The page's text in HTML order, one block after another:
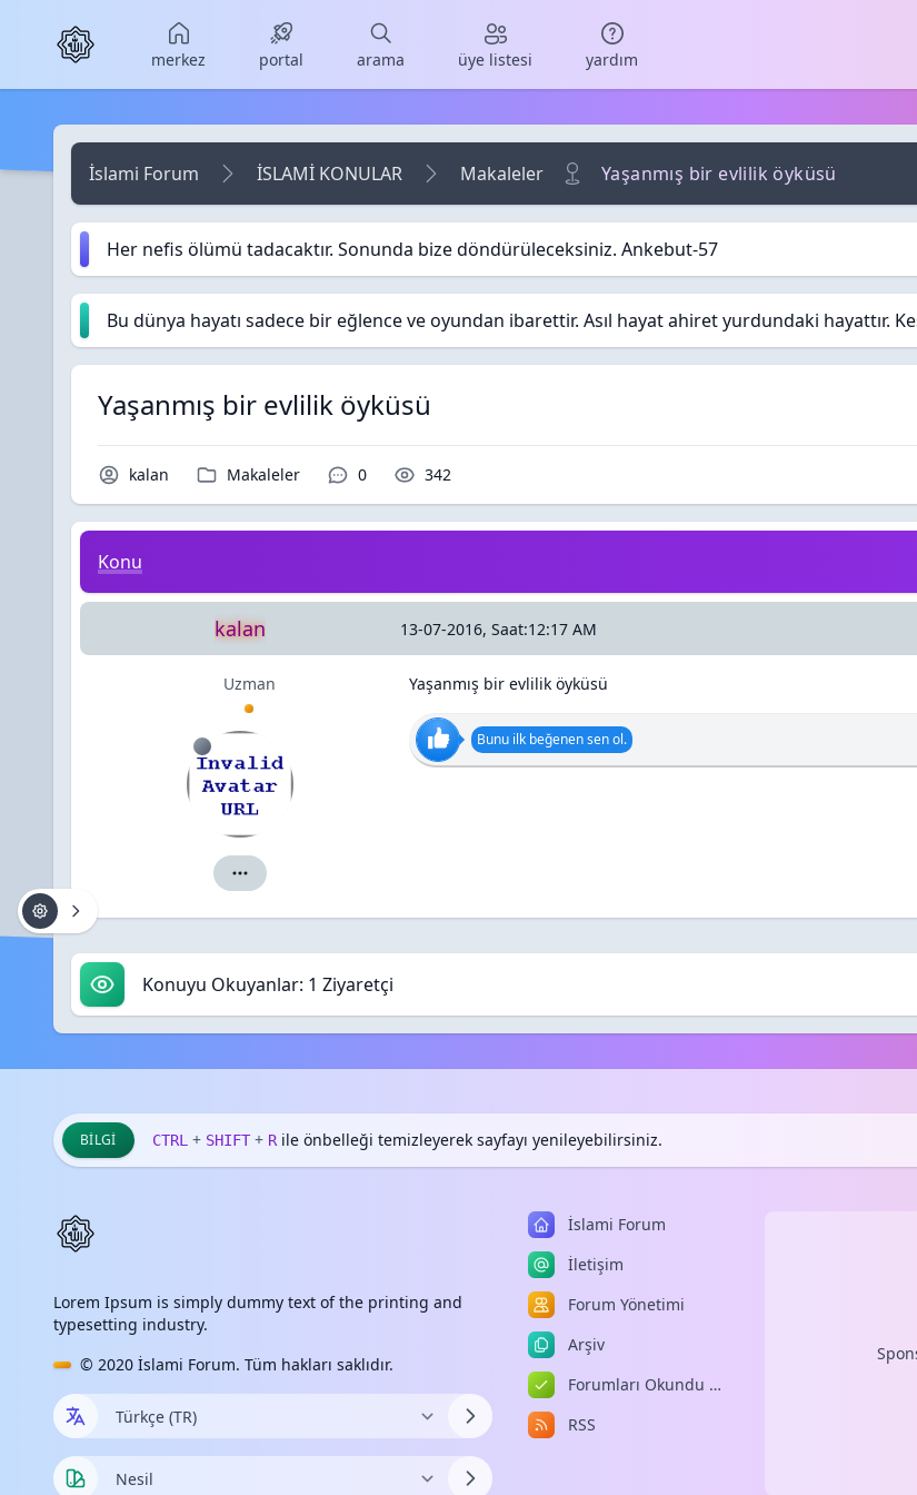
Skip to main content
merkez portal arama üye listesi yardım
İslami Forum İSLAMİ KONULAR Makaleler Yaşanmış bir evlilik öyküsü
Her nefis ölümü tadacaktır. Sonunda bize döndürüleceksiniz. Ankebut-57
Bu dünya hayatı sadece bir eğlence ve oyundan ibarettir. Asıl hayat ahiret yurdundaki hayattır.
Yaşanmış bir evlilik öyküsü
Konu Sahibi / Yazar
kalan Kategori / Forum
Makaleler Yorumlar / Cevaplar
0 Okunma / Görüntüleme
342
Yaşanmış bir evlilik öyküsü
Konu
kalan 13-07-2016, Saat:12:17 AM
Uzman
kalan için ayrıntılar
Yaşanmış bir evlilik öyküsü
Bunu ilk beğenen sen ol.
Konuyu Okuyanlar: 1 Ziyaretçi
BILGI CTRL + SHIFT + Rile önbelleği temizleyerek sayfayı yenileyebilirsiniz.
Lorem Ipsum is simply dummy text of the printing and
typesetting industry.
© 2020 İslami Forum. Tüm hakları saklıdır.
İslami Forum
İletişim
Forum Yönetimi
Arşiv
Forumları Okundu Kabul Et
RSS